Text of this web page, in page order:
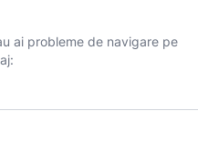
ai probleme de navigare pe